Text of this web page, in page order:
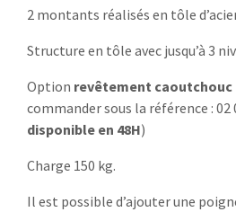
2 montants réalisés en tôle
Structure en tôle avec jusqu’à 3
Option revêtement
commander sous la référence : 02
disponible en 48H)
Charge 150 kg.
Il est possible d’ajouter une